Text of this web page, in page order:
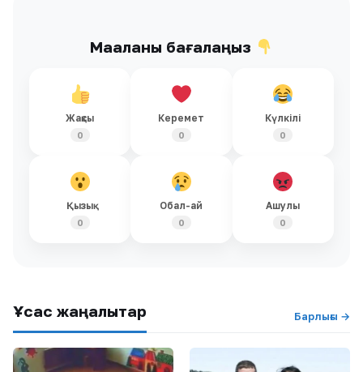
Мақаланы бағалаңыз
Жақсы
0
Керемет
0
Күлкілі
0
Қызық
0
Обал-ай
0
Ашулы
0
Ұқсас жаңалықтар Барлығы →